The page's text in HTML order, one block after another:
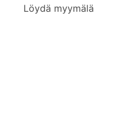
Löydä myymälä